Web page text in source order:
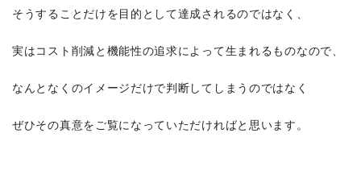
そうすることだけを目的として達成されるのではなく、
実はコスト削減と機能性の追求によって生まれるものなので、
なんとなくのイメージだけで判断してしまうのではなく
ぜひその真意をご覧になっていただければと思います。